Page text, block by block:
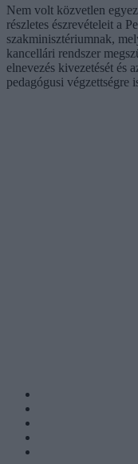
Nem volt közvetlen
részletes észrevételeit a
szakminisztériumnak,
kancellári rendszer
elnevezés kivezetését és
pedagógusi végzettségre